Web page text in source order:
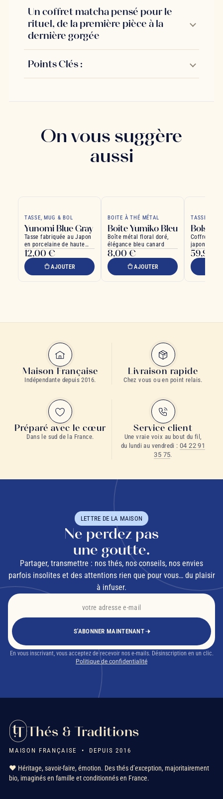
Un coffret matcha pensé pour le
rituel, de la première pièce à la
dernière gorgée
Points Clés :
On vous suggère
aussi
TASSE, MUG & BOL
Yunomi Blue Gray
Tasse fabriquée au Japon
en porcelaine de haute
qualité
12,00 €
AJOUTER
BOITE À THÉ MÉTAL
Boîte Yumiko Bleu
Boîte métal floral doré,
élégance bleu canard
8,00 €
AJOUTER
TASSE,
Bols
Coffret de
japonais,
tendance.
59,90 €
Maison Française
Indépendante depuis 2016.
Livraison rapide
Chez vous ou en point relais.
Préparé avec le cœur
Dans le sud de la France.
Service client
Une vraie voix au bout du fil,
du lundi au vendredi :04 22 91
35 75.
LETTRE DE LA MAISON
Ne perdez pas
une goutte.
Partager, transmettre : nos thés, nos conseils, nos envies
parfois insolites et des attentions rien que pour vous… du plaisir
à infuser.
S'ABONNER MAINTENANT
En vous inscrivant, vous acceptez de recevoir nos e-mails. Désinscription en un clic.
Politique de confidentialité
Thés & Traditions
MAISON FRANÇAISE • DEPUIS 2016
❤️ Héritage, savoir-faire, émotion. Des thés d’exception, majoritairement
bio, imaginés en famille et conditionnés en France.